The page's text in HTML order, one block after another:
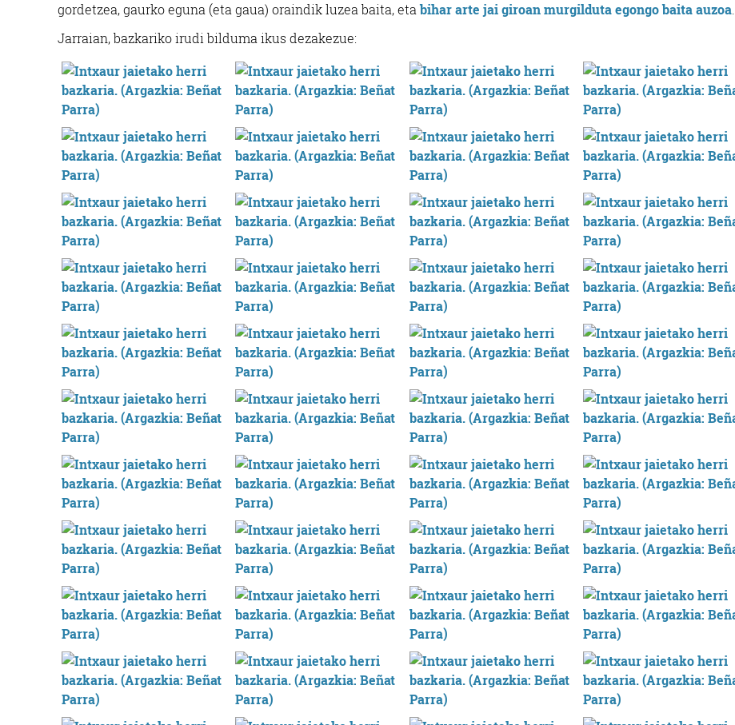
gordetzea, gaurko eguna (eta gaua) oraindik luzea baita, etabihar arte jai giroan murgilduta egongo baita auzoa.
Jarraian, bazkariko irudi bilduma ikus dezakezue: